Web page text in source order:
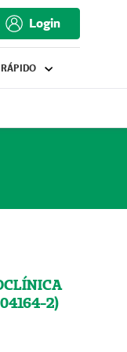
Login
RÁPIDO
2)